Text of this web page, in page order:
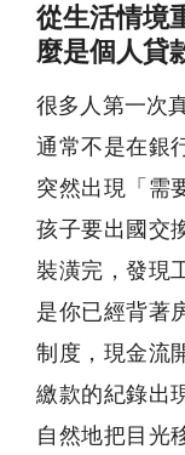
從生活情境
麼是個人貸
很多人第一次
通常不是在銀
突然出現「需
孩子要出國交
裝潢完，發現
是你已經背著
制度，現金流
繳款的紀錄出
自然地把目光